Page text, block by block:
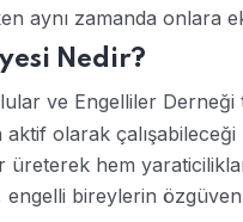
aynı zamanda onlara
Nedir?
ve Engelliler Derneği
olarak
hem
engelli bireylerin